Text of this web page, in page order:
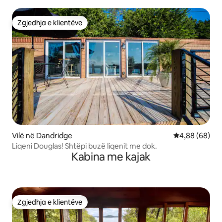
Zgjedhja e klientëve
Zgjedhja e klientëve
Vilë në Dandridge Vlerësimi
4,88 (68)
Liqeni Douglas! Shtëpi buzë liqenit me dok.
Kabina me kajak
Zgjedhja e klientëve
Zgjedhja e klientëve